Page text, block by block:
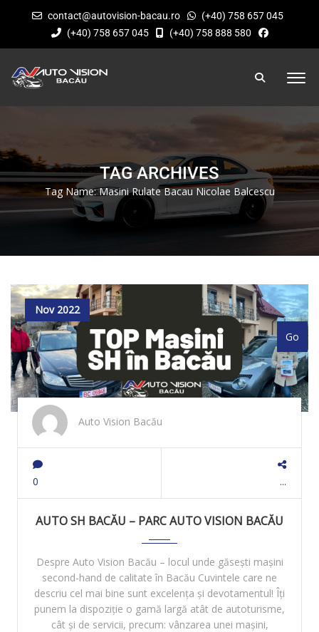
contact@autovision-bacau.ro
(+40) 758 657 045
(+40) 758 657 045
(+40) 758 888 580
TAG ARCHIVES
Tag Name:Masini Rulate Bacau Nicolae Balcescu
Nov 2022
Auto Vision Bacău
0
AUTO SH BACĂU – PARC AUTO VISION BACĂU
Despre Auto Vision Bacău – locul unde găsești mașini
second-hand de calitate în Bacău Cuvintele care ne
descriu cel mai bine sunt excelența și devotamentul! Îți
punem la dispoziție o gamă largă atât de autoturisme,
cât și de servicii, precum: vânzarea unei mașini,